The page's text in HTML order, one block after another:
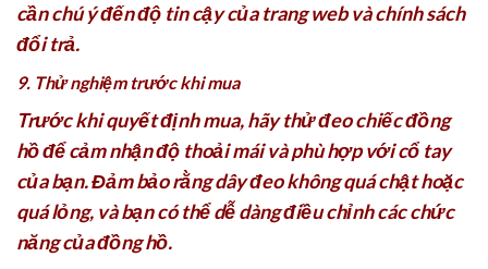
cần chú ý đến độ tin cậy của trang web và chính sách
đổi trả.
9. Thử nghiệm trước khi mua
Trước khi quyết định mua, hãy thử đeo chiếc đồng
hồ để cảm nhận độ thoải mái và phù hợp với cổ tay
của bạn. Đảm bảo rằng dây đeo không quá chật hoặc
quá lỏng, và bạn có thể dễ dàng điều chỉnh các chức
năng của đồng hồ.